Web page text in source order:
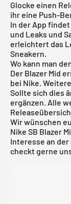
Glocke einen
ihr eine Push-
In der App
und Leaks und
erleichtert das
Sneakern.
Wo kann man
Der Blazer Mid
bei Nike.
Sollte sich dies
ergänzen. Alle
Wir wünschen
Nike SB Blazer
Interesse an
checkt gerne